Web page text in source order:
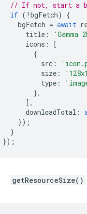
// If not, start a
if ( ! bgFetch)
{
bgFetch = await
title : 'Gemma
icons :
[
{
src :
size :
type :
},
],
downloadTotal :
});
}
});
getResourceSize()